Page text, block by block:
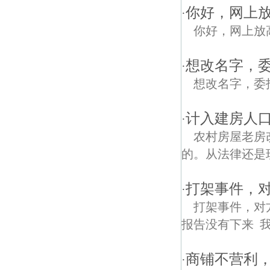
·你好，网上
你好，网上放
·想改名字，
想改名字，委
·计入建房人
农村房屋老房
的。从法律还
·打架事件，
打架事件，
报告没有下来
·商铺不营利